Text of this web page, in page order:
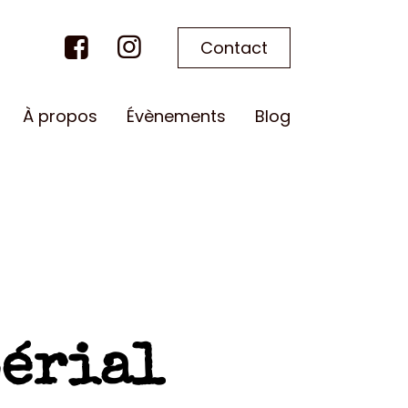
Contact
À propos Évènements Blog